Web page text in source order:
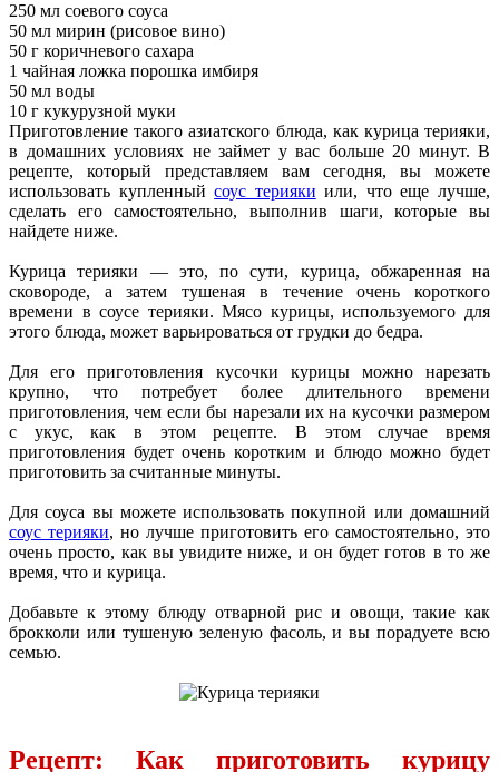
250 мл соевого соуса
50 мл мирин (рисовое вино)
50 г коричневого сахара
1 чайная ложка порошка имбиря
50 мл воды
10 г кукурузной муки
Приготовление такого азиатского блюда, как курица терияки,
в домашних условиях не займет у вас больше 20 минут. В
рецепте, который представляем вам сегодня, вы можете
использовать купленныйсоус терияки или, что еще лучше,
сделать его самостоятельно, выполнив шаги, которые вы
найдете ниже.
Курица терияки — это, по сути, курица, обжаренная на
сковороде, а затем тушеная в течение очень короткого
времени в соусе терияки. Мясо курицы, используемого для
этого блюда, может варьироваться от грудки до бедра.
Для его приготовления кусочки курицы можно нарезать
крупно, что потребует более длительного времени
приготовления, чем если бы нарезали их на кусочки размером
с укус, как в этом рецепте. В этом случае время
приготовления будет очень коротким и блюдо можно будет
приготовить за считанные минуты.
Для соуса вы можете использовать покупной или домашний
соус терияки, но лучше приготовить его самостоятельно, это
очень просто, как вы увидите ниже, и он будет готов в то же
время, что и курица.
Добавьте к этому блюду отварной рис и овощи, такие как
брокколи или тушеную зеленую фасоль, и вы порадуете всю
семью.
Рецепт: Как приготовить курицу